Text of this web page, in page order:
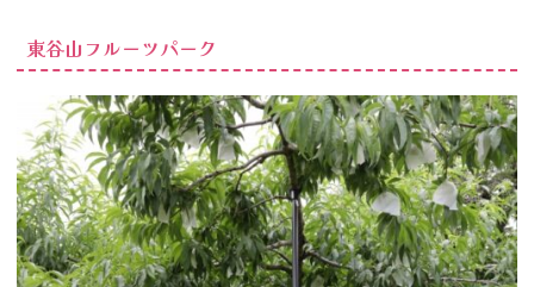
東谷山フルーツパーク